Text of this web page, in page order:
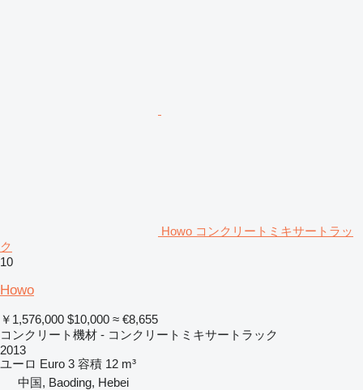
Howo コンクリートミキサートラッ
ク
10
Howo
￥1,576,000 $10,000 ≈ €8,655
コンクリート機材 - コンクリートミキサートラック
2013
ユーロ Euro 3 容積 12 m³
中国, Baoding, Hebei